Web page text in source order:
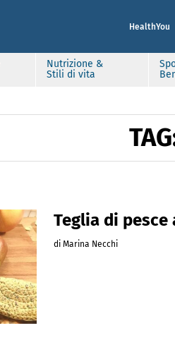
HealthYou
Nutrizione &
Stili di vita
Teglia di
di Marina Necchi